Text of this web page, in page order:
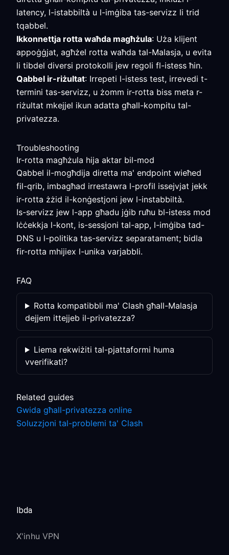
latency, l-istabbiltà u l-imġiba tas-servizz li trid
tqabbel.
Ikkonnettja rotta waħda magħżula: Uża klijent
appoġġjat, agħżel rotta waħda tal-Malasja, u evita
li tibdel diversi protokolli jew regoli fl-istess ħin.
Qabbel ir-riżultat: Irrepeti l-istess test, irrevedi t-
termini tas-servizz, u żomm ir-rotta biss meta r-
riżultat mkejjel ikun adatta għall-kompitu tal-
privatezza.
Troubleshooting
Ir-rotta magħżula hija aktar bil-mod
Qabbel il-mogħdija diretta ma' endpoint wieħed
fil-qrib, imbagħad irrestawra l-profil issejvjat jekk
ir-rotta żżid il-konġestjoni jew l-instabbiltà.
Is-servizz jew l-app għadu jġib ruħu bl-istess mod
Iċċekkja l-kont, is-sessjoni tal-app, l-imġiba tad-
DNS u l-politika tas-servizz separatament; bidla
fir-rotta mhijiex l-unika varjabbli.
FAQ
Rotta kompatibbli ma' Clash għall-Malasja
dejjem ittejjeb il-privatezza?
Liema rekwiżiti tal-pjattaformi huma
vverifikati?
Related guides
Gwida għall-privatezza online
Soluzzjoni tal-problemi ta' Clash
Ibda
X'inhu VPN